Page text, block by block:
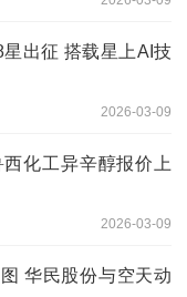
星出征 搭载星上AI技
2026-03-09
化工异辛醇报价上
2026-03-09
华民股份与空天动